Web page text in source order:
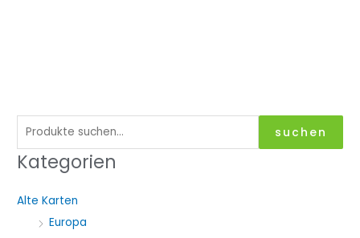
u
c
suchen
Kategorien
Alte Karten
Europa